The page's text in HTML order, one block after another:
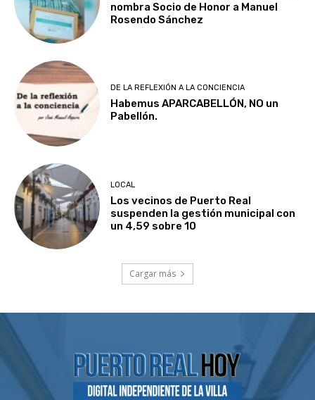
nombra Socio de Honor a Manuel
Rosendo Sánchez
DE LA REFLEXIÓN A LA CONCIENCIA
Habemus APARCABELLÓN, NO un
Pabellón.
LOCAL
Los vecinos de Puerto Real
suspenden la gestión municipal con
un 4,59 sobre 10
Cargar más